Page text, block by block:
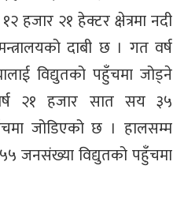
हजार २१ हेक्टर क्षेत्रमा नदी
दाबी छ । गत वर्ष
विद्युतको पहुँचमा जोड्ने
२१ हजार सात सय ३५
जोडिएको छ । हालसम्म
जनसंख्या विद्युतको पहुँचमा